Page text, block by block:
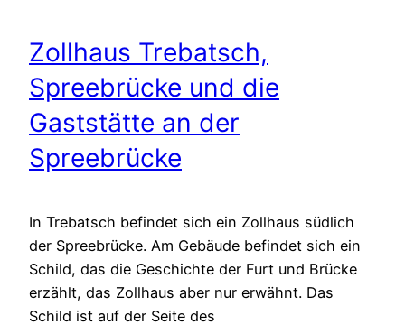
Zollhaus Trebatsch,
Spreebrücke und die
Gaststätte an der
Spreebrücke
In Trebatsch befindet sich ein Zollhaus südlich
der Spreebrücke. Am Gebäude befindet sich ein
Schild, das die Geschichte der Furt und Brücke
erzählt, das Zollhaus aber nur erwähnt. Das
Schild ist auf der Seite des